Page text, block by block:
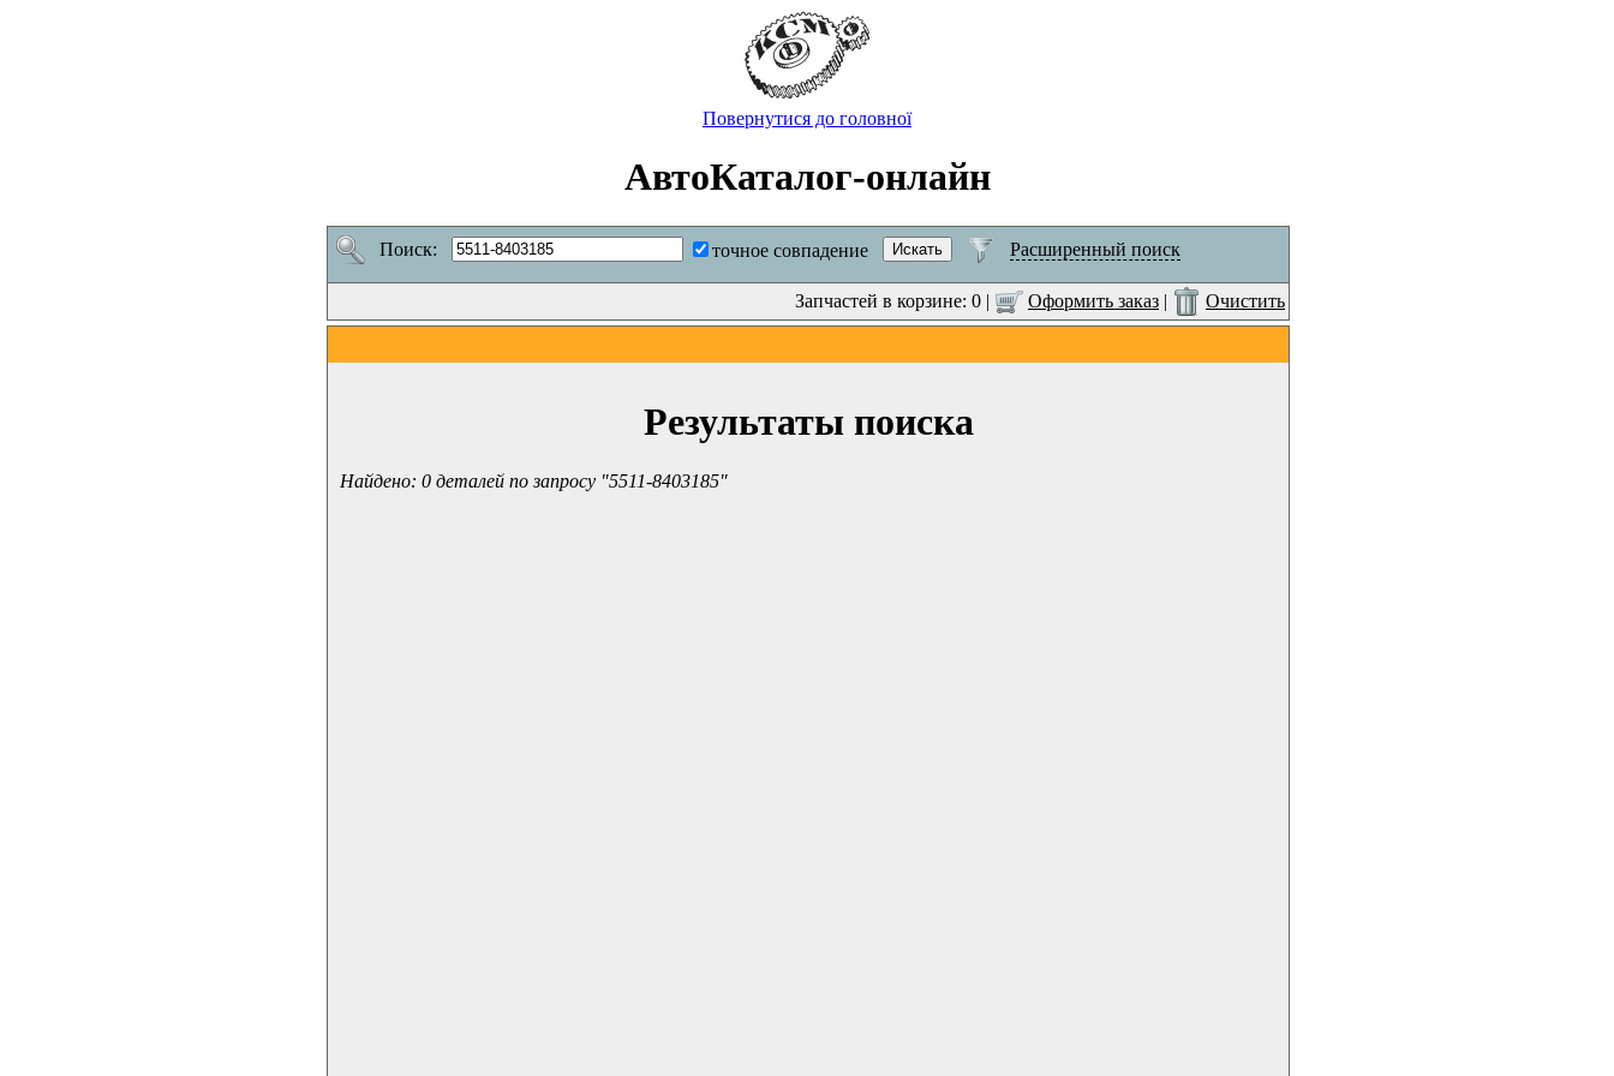
Повернутися до головної
АвтоКаталог-онлайн
Поиск: точное совпадение Расширенный поиск
Запчастей в корзине: 0 | Оформить заказ | Очистить
Результаты поиска
Найдено: 0 деталей по запросу "5511-8403185"